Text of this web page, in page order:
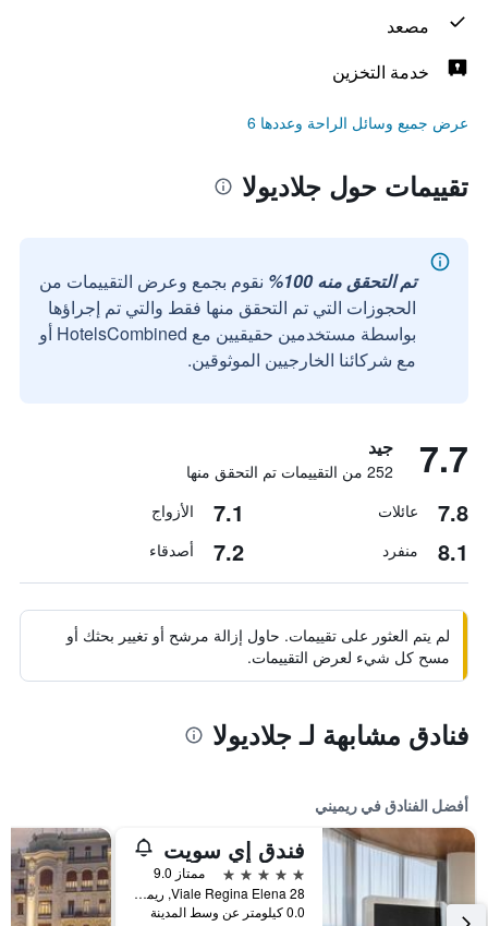
مصعد
خدمة التخزين
عرض جميع وسائل الراحة وعددها 6
تقييمات حول جلاديولا
تم التحقق منه 100%
نقوم بجمع وعرض التقييمات من
الحجوزات التي تم التحقق منها فقط والتي تم إجراؤها
بواسطة مستخدمين حقيقيين مع HotelsCombined أو
مع شركائنا الخارجيين الموثوقين.
7.7 جيد
252 من التقييمات تم التحقق منها
7.8 عائلات 7.1 الأزواج
8.1 منفرد 7.2 أصدقاء
لم يتم العثور على تقييمات. حاول إزالة مرشح أو تغيير بحثك أو
مسح كل شيء لعرض التقييمات.
فنادق مشابهة لـ جلاديولا
أفضل الفنادق في ريميني
فندق إي سويت
5 نجوم
ممتاز 9.0
Viale Regina Elena 28, ريميني, مقاطعة ريميني, إيطاليا
0.0 كيلومتر عن وسط المدينة